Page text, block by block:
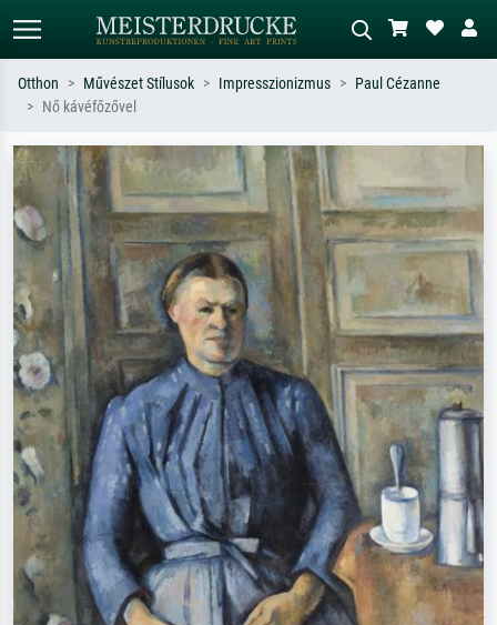
Keressen művész, műcím vagy stílus
szerint – pl. Monet, Csillagos éj,
impresszionizmus, Hokusai-hullám,
akt.
Írja le a jelenetet – pl. zöld rét, sok
piros absztrakt, sötét olajkép, álló akt
egy fa mellett.
Otthon Művészet Stílusok Impresszionizmus
Paul Cézanne
Nő kávéfőzővel